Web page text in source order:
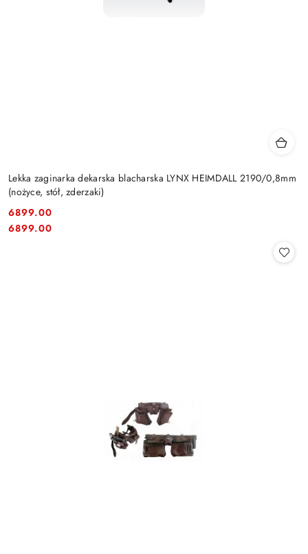
Lekka zaginarka dekarska blacharska LYNX HEIMDALL 2190/0,8mm
(nożyce, stół, zderzaki)
Cena:
6899.00
Cena:
6899.00